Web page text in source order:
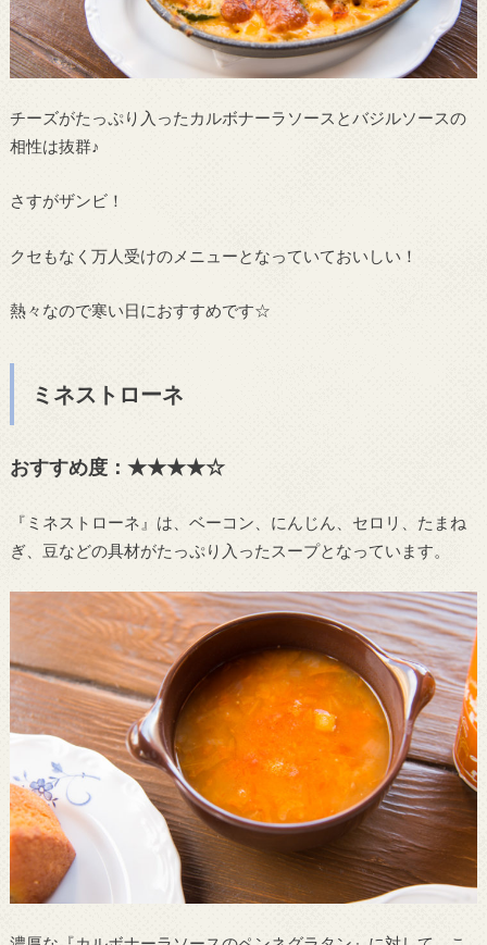
チーズがたっぷり入ったカルボナーラソースとバジルソースの
相性は抜群♪
さすがザンビ！
クセもなく万人受けのメニューとなっていておいしい！
熱々なので寒い日におすすめです☆
ミネストローネ
おすすめ度：★★★★☆
『ミネストローネ』は、ベーコン、にんじん、セロリ、たまね
ぎ、豆などの具材がたっぷり入ったスープとなっています。